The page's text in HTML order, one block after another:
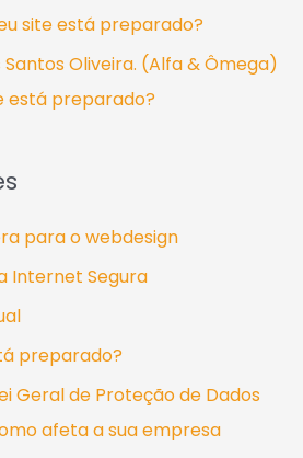
site está preparado?
Oliveira. (Alfa & Ômega)
está preparado?
para o webdesign
Internet Segura
preparado?
Geral de Proteção de Dados
afeta a sua empresa